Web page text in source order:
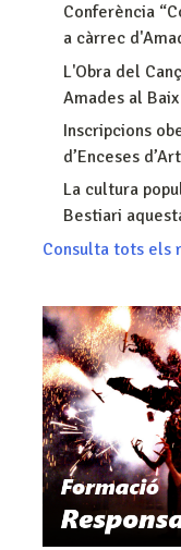
Conferència
a càrrec
L'Obra del
Amades al
Inscripcions
d’Enceses
La cultura
Bestiari
Consulta tots els